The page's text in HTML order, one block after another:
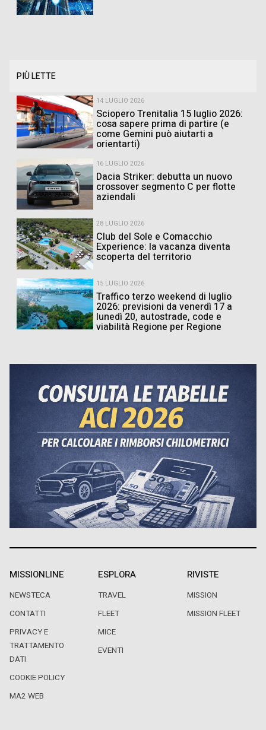
PIÙ LETTE
14 LUGLIO 2026
Sciopero Trenitalia 15 luglio 2026:
cosa sapere prima di partire (e
come Gemini può aiutarti a
orientarti)
16 LUGLIO 2026
Dacia Striker: debutta un nuovo
crossover segmento C per flotte
aziendali
28 LUGLIO 2026
Club del Sole e Comacchio
Experience: la vacanza diventa
scoperta del territorio
15 LUGLIO 2026
Traffico terzo weekend di luglio
2026: previsioni da venerdì 17 a
lunedì 20, autostrade, code e
viabilità Regione per Regione
MISSIONLINE
NEWSTECA
CONTATTI
PRIVACY E
TRATTAMENTO
DATI
COOKIE POLICY
MA2 WEB
ESPLORA
TRAVEL
FLEET
MICE
EVENTI
RIVISTE
MISSION
MISSION FLEET